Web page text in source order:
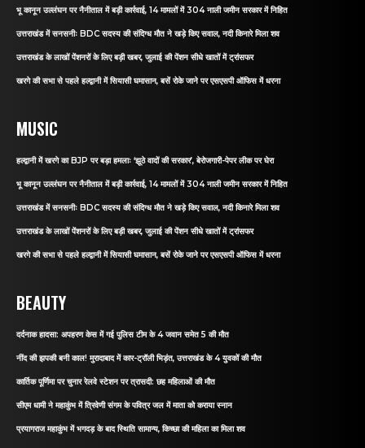
भू कानून उल्लंघन पर नैनीताल में बड़ी कार्रवाई, 14 मामलों में 304 नाली जमीन सरकार में निहित
उत्तराखंड में सनसनीः BDC सदस्य की संदिग्ध मौत ने खड़े किए सवाल, नदी किनारे मिला शव
उत्तराखंड के लाखों पेंशनरों के लिए बड़ी खबर, जुलाई की पेंशन सीधे खातों में ट्रांसफर
खरगे की सभा से पहले हल्द्वानी में सियासी घमासान, बसें रोके जाने पर एसएसपी ऑफिस में धरना
MUSIC
हल्द्वानी में खरगे का BJP पर बड़ा हमलाः ‘झूठे वादों की सरकार’, बेरोजगारी-पेपर लीक पर घेरा
भू कानून उल्लंघन पर नैनीताल में बड़ी कार्रवाई, 14 मामलों में 304 नाली जमीन सरकार में निहित
उत्तराखंड में सनसनीः BDC सदस्य की संदिग्ध मौत ने खड़े किए सवाल, नदी किनारे मिला शव
उत्तराखंड के लाखों पेंशनरों के लिए बड़ी खबर, जुलाई की पेंशन सीधे खातों में ट्रांसफर
खरगे की सभा से पहले हल्द्वानी में सियासी घमासान, बसें रोके जाने पर एसएसपी ऑफिस में धरना
BEAUTY
दर्दनाक हादसा: अपहरण केस में गई पुलिस टीम के 4 जवान समेत 5 की मौत
नींद की झपकी बनी काल! मुरादाबाद में कार-ट्रॉली भिड़ंत, उत्तराखंड के 4 युवकों की मौत
कार्तिक पूर्णिमा पर चुनार रेलवे स्टेशन पर त्रासदी: छह महिलाओं की मौत
सीएम धामी ने महाकुंभ में त्रिवेणी संगम के पवित्र जल में माता को कराया स्नान
प्रयागराज महाकुंभ में भगदड़ के बाद स्थिति सामान्य, किच्छा की महिला का मिला शव